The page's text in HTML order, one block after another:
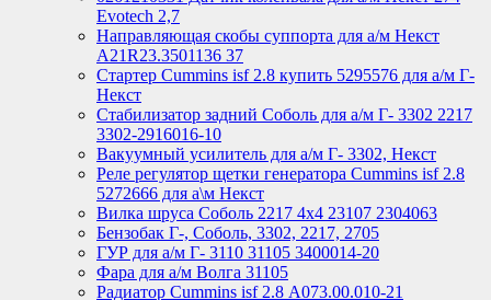
Evotech 2,7
Направляющая скобы суппорта для а/м Некст
A21R23.3501136 37
Стартер Cummins isf 2.8 купить 5295576 для а/м Г-
Некст
Стабилизатор задний Соболь для а/м Г- 3302 2217
3302-2916016-10
Вакуумный усилитель для а/м Г- 3302, Некст
Реле регулятор щетки генератора Cummins isf 2.8
5272666 для а\м Некст
Вилка шруса Соболь 2217 4х4 23107 2304063
Бензобак Г-, Соболь, 3302, 2217, 2705
ГУР для а/м Г- 3110 31105 3400014-20
Фара для а/м Волга 31105
Радиатор Cummins isf 2.8 А073.00.010-21